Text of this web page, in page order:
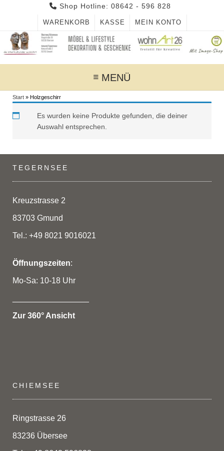
Shop Hotline: 08642 - 596 828
WARENKORB KASSE MEIN KONTO
MENÜ
Start » Holzgeschirr
Es wurden keine Produkte gefunden, die deiner
Auswahl entsprechen.
TEGERNSEE
Kreuzstrasse 2
83703 Gmund
Tel.: +49 8021 9016021
Öffnungszeiten:
Mo-Sa: 10-18 Uhr
Zur 360° Ansicht
CHIEMSEE
Ringstrasse 26
83236 Übersee